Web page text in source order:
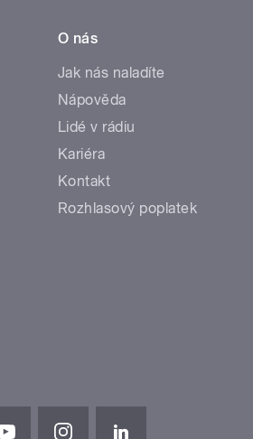
O nás
Jak nás naladíte
Nápověda
Lidé v rádiu
Kariéra
Kontakt
Rozhlasový poplatek